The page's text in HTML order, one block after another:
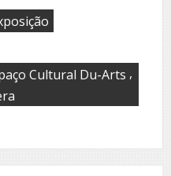
Cultural Du-Arts ,